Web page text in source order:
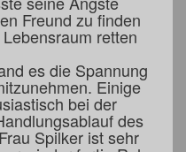
Freund zu finden
retten
es die Spannung
Einige
bei der
des
Spilker ist sehr